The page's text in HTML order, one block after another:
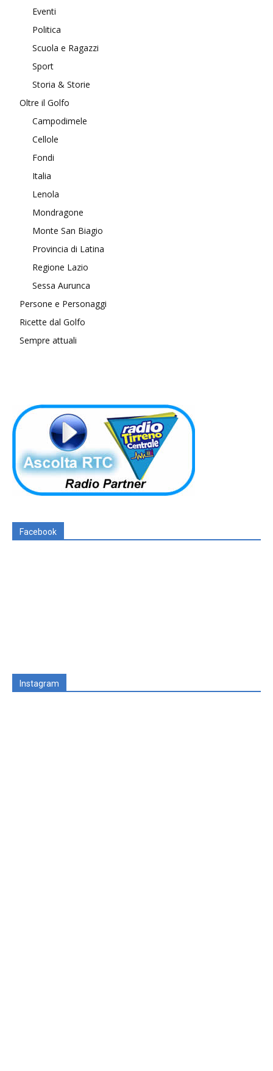
Eventi
Politica
Scuola e Ragazzi
Sport
Storia & Storie
Oltre il Golfo
Campodimele
Cellole
Fondi
Italia
Lenola
Mondragone
Monte San Biagio
Provincia di Latina
Regione Lazio
Sessa Aurunca
Persone e Personaggi
Ricette dal Golfo
Sempre attuali
Facebook
Instagram